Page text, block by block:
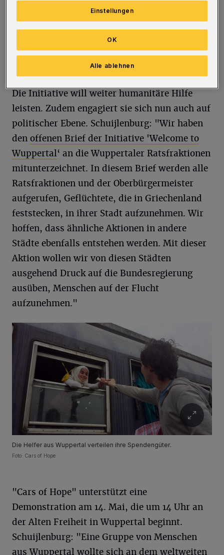
allem aber sehen die Menschen die
Auswirkungen der Wirtschaftskrise in
Griechenland und wissen, dass das Land mit
eine Arbeitslosenquote von rund 25 Prozent
ihnen keine Perspektive bieten kann."
Die Initiative will weiter humanitäre Hilfe
leisten. Zudem engagiert sie sich nun auch auf
politischer Ebene. Schuijlenburg: "Wir haben
den offenen Brief der Initiative 'Welcome to
Wuppertal‘ an die Wuppertaler Ratsfraktionen
mitunterzeichnet. In diesem Brief werden alle
Ratsfraktionen und der Oberbürgermeister
aufgerufen, Geflüchtete, die in Griechenland
feststecken, in ihrer Stadt aufzunehmen. Wir
hoffen, dass ähnliche Aktionen in andere
Städte ebenfalls entstehen werden. Mit dieser
Aktion wollen wir von diesen Städten
ausgehend Druck auf die Bundesregierung
ausüben, Menschen auf der Flucht
aufzunehmen."
Die Helfer aus Wuppertal verteilen ihre Spendengüter.
Foto: Cars of Hope
"Cars of Hope" unterstützt eine
Demonstration am 14. Mai, die um 14 Uhr an
der Alten Freiheit in Wuppertal beginnt.
Schuijlenburg: "Eine Gruppe von Menschen
aus Wuppertal wollte sich an dem weltweiten
Einstellungen
Alle ablehnen
OK